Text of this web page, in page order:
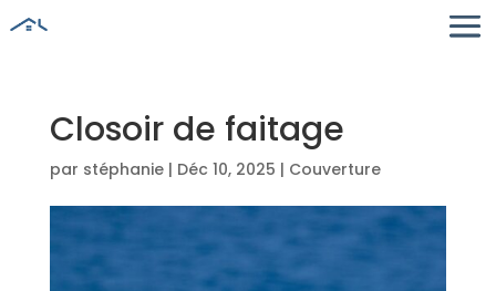
Closoir de faitage
par stéphanie| Déc 10, 2025 | Couverture